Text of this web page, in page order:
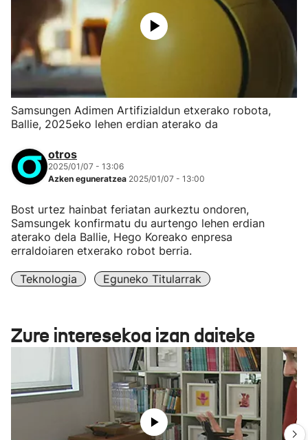
Samsungen Adimen Artifizialdun etxerako robota,
Ballie, 2025eko lehen erdian aterako da
otros
2025/01/07 - 13:06
Azken eguneratzea 2025/01/07 - 13:00
Bost urtez hainbat feriatan aurkeztu ondoren,
Samsungek konfirmatu du aurtengo lehen erdian
aterako dela Ballie, Hego Koreako enpresa
erraldoiaren etxerako robot berria.
Teknologia Eguneko Titularrak
Zure interesekoa izan daiteke